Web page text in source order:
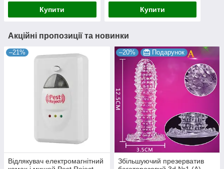
Купити Купити
Акційні пропозиції та новинки
–21%
Відлякувач електромагнітний
–20% Подарунок
Збільшуючий презерватив